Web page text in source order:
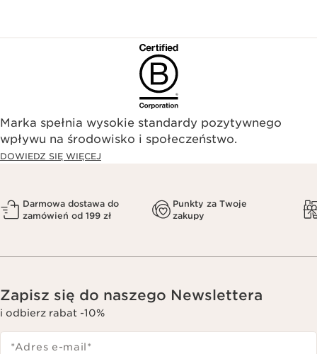
Marka spełnia wysokie standardy pozytywnego
wpływu na środowisko i społeczeństwo.​
DOWIEDZ SIĘ WIĘCEJ
Darmowa dostawa do
zamówień od 199 zł
Punkty za Twoje
zakupy
Zapisz się do naszego Newslettera
i odbierz rabat -10%
*Adres e-mail*